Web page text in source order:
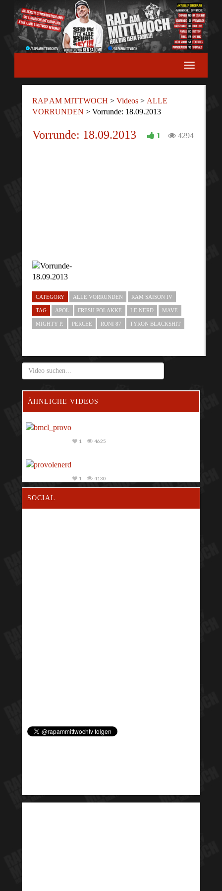
RAP AM MITTWOCH > Videos > ALLE
VORRUNDEN > Vorrunde: 18.09.2013
Vorrunde: 18.09.2013 4294
1
CATEGORY ALLE VORRUNDEN RAM SAISON IV
TAG APOL FRESH POLAKKE LE NERD MAVE
MIGHTY P. PERCEE RONI 87 TYRON BLACKSHIT
ÄHNLICHE VIDEOS
4625
1
4130
1
SOCIAL